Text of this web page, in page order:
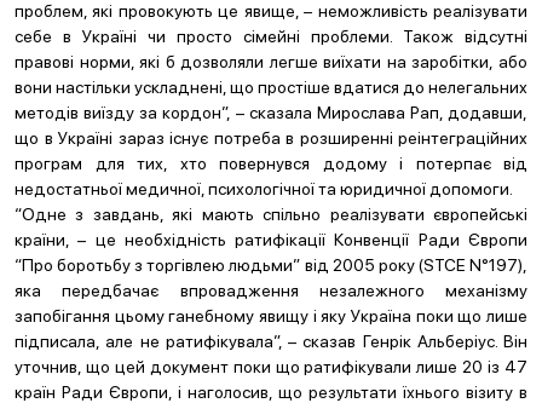
проблем, які провокують це явище, – неможливість реалізувати
себе в Україні чи просто сімейні проблеми. Також відсутні
правові норми, які б дозволяли легше виїхати на заробітки, або
вони настільки ускладнені, що простіше вдатися до нелегальних
методів виїзду за кордон”, – сказала Мирослава Рап, додавши,
що в Україні зараз існує потреба в розширенні реінтеграційних
програм для тих, хто повернувся додому і потерпає від
недостатньої медичної, психологічної та юридичної допомоги.
“Одне з завдань, які мають спільно реалізувати європейські
країни, – це необхідність ратифікації Конвенції Ради Європи
“Про боротьбу з торгівлею людьми” від 2005 року (STCE N°197),
яка передбачає впровадження незалежного механізму
запобігання цьому ганебному явищу і яку Україна поки що лише
підписала, але не ратифікувала”, – сказав Генрік Альберіус. Він
уточнив, що цей документ поки що ратифікували лише 20 із 47
країн Ради Європи, і наголосив, що результати їхнього візиту в